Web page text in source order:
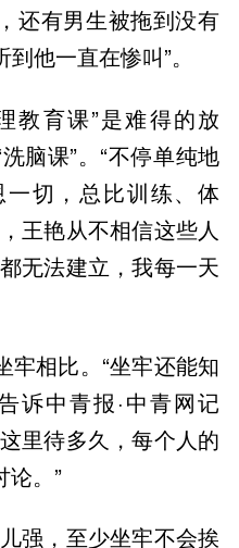
还有男生被拖到没有
他一直在惨叫”。
教育课”是难得的放
脑课”。“不停单纯地
切，总比训练、体
王艳从不相信这些人
无法建立，我每一天
牢相比。“坐牢还能知
诉中青报·中青网记
里待多久，每个人的
论。”
强，至少坐牢不会挨